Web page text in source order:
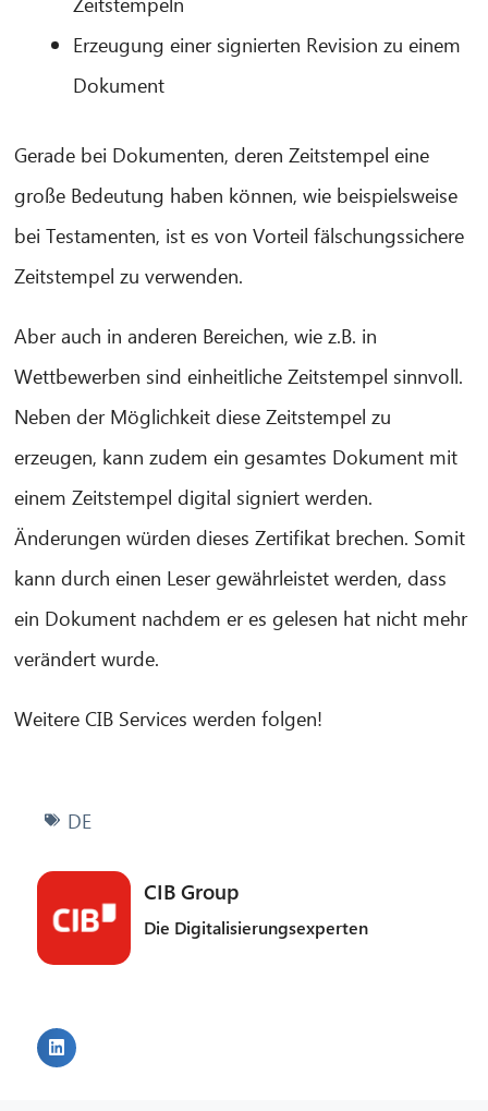
Erzeugung einer signierten Revision zu einem
Dokument
Gerade bei Dokumenten, deren Zeitstempel eine
große Bedeutung haben können, wie beispielsweise
bei Testamenten, ist es von Vorteil fälschungssichere
Zeitstempel zu verwenden.
Aber auch in anderen Bereichen, wie z.B. in
Wettbewerben sind einheitliche Zeitstempel sinnvoll.
Neben der Möglichkeit diese Zeitstempel zu
erzeugen, kann zudem ein gesamtes Dokument mit
einem Zeitstempel digital signiert werden.
Änderungen würden dieses Zertifikat brechen. Somit
kann durch einen Leser gewährleistet werden, dass
ein Dokument nachdem er es gelesen hat nicht mehr
verändert wurde.
Weitere CIB Services werden folgen!
DE
CIB Group
Die Digitalisierungsexperten